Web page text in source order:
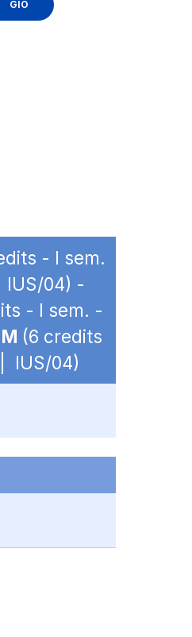
GIO
- I sem.
04) -
- I sem. -
M (6 credits
IUS/04)